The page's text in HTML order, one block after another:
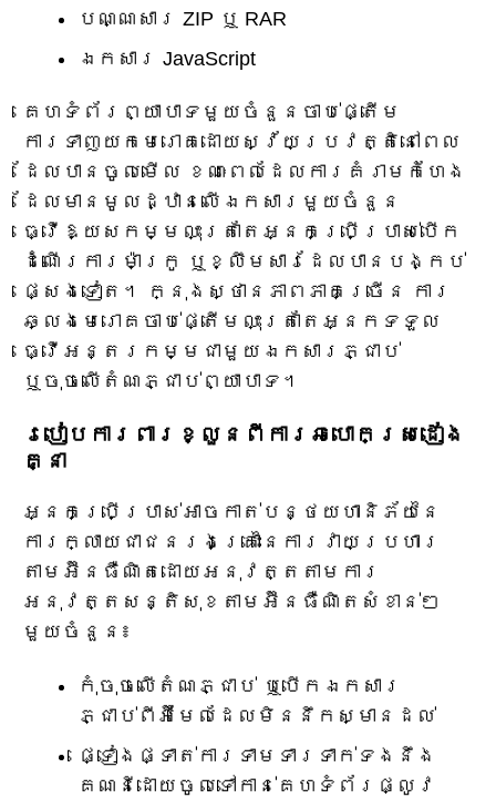
បណ្ណសារ ZIP ឬ RAR
ឯកសារ JavaScript
គេហទំព័រព្យាបាទមួយចំនួនចាប់ផ្តើម
ការទាញយកមេរោគដោយស្វ័យប្រវត្តិនៅពេល
ដែលបានចូលមើល ខណៈពេលដែលការគំរាមកំហែង
ដែលមានមូលដ្ឋានលើឯកសារមួយចំនួន
ធ្វើឱ្យសកម្មលុះត្រាតែអ្នកប្រើប្រាស់បើក
ដំណើរការម៉ាក្រូ ឬខ្លឹមសារដែលបានបង្កប់
ផ្សេងទៀត។ ក្នុងស្ថានភាពភាគច្រើន ការ
ឆ្លងមេរោគចាប់ផ្តើមលុះត្រាតែអ្នកទទួល
ធ្វើអន្តរកម្មជាមួយឯកសារភ្ជាប់
ឬចុចលើតំណភ្ជាប់ព្យាបាទ។
របៀបការពារខ្លួនពីការឆបោកស្រដៀង
គ្នា
អ្នកប្រើប្រាស់អាចកាត់បន្ថយហានិភ័យនៃ
ការក្លាយជាជនរងគ្រោះនៃការវាយប្រហារ
តាមអ៊ីនធឺណិតដោយអនុវត្តតាមការ
អនុវត្តសន្តិសុខតាមអ៊ីនធឺណិតសំខាន់ៗ
មួយចំនួន៖
កុំចុចលើតំណភ្ជាប់ ឬបើកឯកសារ
ភ្ជាប់ពីអ៊ីមែលដែលមិននឹកស្មានដល់
ផ្ទៀងផ្ទាត់ការទាមទារទាក់ទងនឹង
គណនីដោយចូលទៅកាន់គេហទំព័រផ្លូវ